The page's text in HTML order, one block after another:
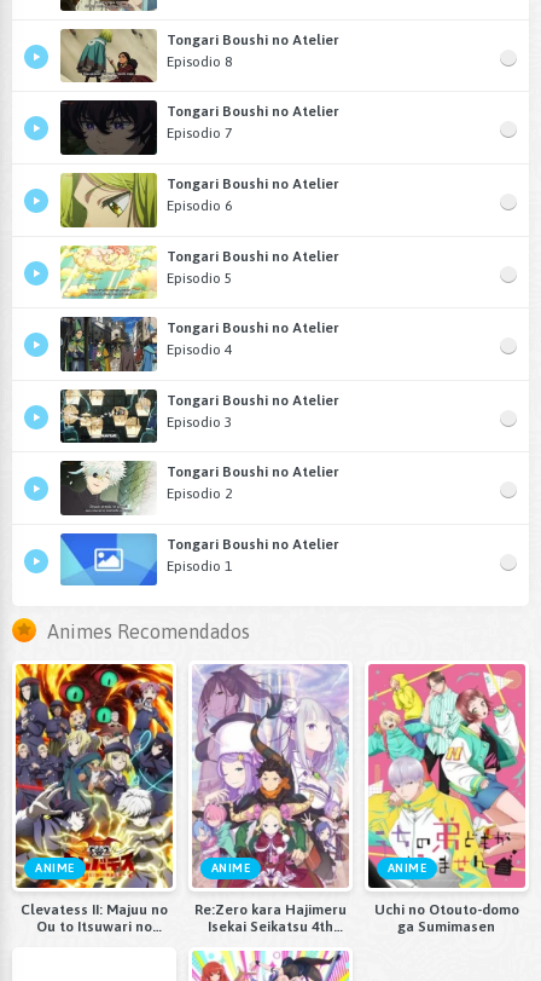
Tongari Boushi no Atelier
Episodio 8
Tongari Boushi no Atelier
Episodio 7
Tongari Boushi no Atelier
Episodio 6
Tongari Boushi no Atelier
Episodio 5
Tongari Boushi no Atelier
Episodio 4
Tongari Boushi no Atelier
Episodio 3
Tongari Boushi no Atelier
Episodio 2
Tongari Boushi no Atelier
Episodio 1
Animes Recomendados
ANIME
Clevatess II: Majuu no
Ou to Itsuwari no
ANIME
Re:Zero kara Hajimeru
Isekai Seikatsu 4th
ANIME
Uchi no Otouto-domo
ga Sumimasen